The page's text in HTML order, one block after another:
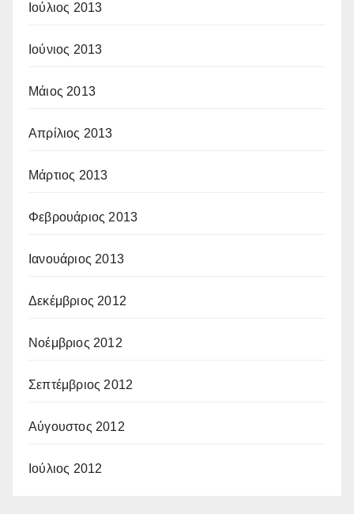
Ιούλιος 2013
Ιούνιος 2013
Μάιος 2013
Απρίλιος 2013
Μάρτιος 2013
Φεβρουάριος 2013
Ιανουάριος 2013
Δεκέμβριος 2012
Νοέμβριος 2012
Σεπτέμβριος 2012
Αύγουστος 2012
Ιούλιος 2012